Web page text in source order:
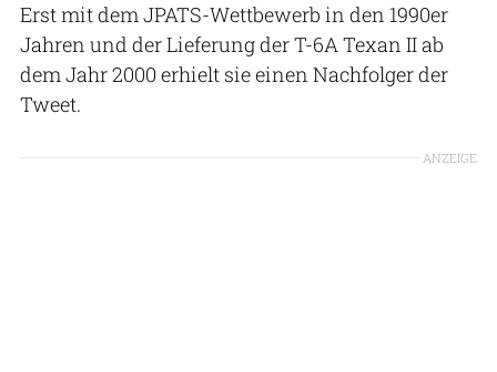
Erst mit dem JPATS-Wettbewerb in den 1990er
Jahren und der Lieferung der T-6A Texan II ab
dem Jahr 2000 erhielt sie einen Nachfolger der
Tweet.
ANZEIGE